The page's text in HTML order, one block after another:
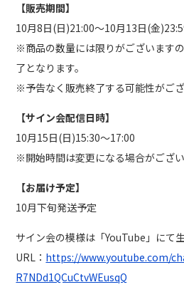
【販売期間】
10月8日(日)21:00〜10月13日(金
※商品の数量には限りがございます
了となります。
※予告なく販売終了する可能性がござ
【サイン会配信日時】
10月15日(日)15:30〜17:00
※開始時間は変更になる場合がござい
【お届け予定】
10月下旬発送予定
サイン会の模様は「YouTube」にて生
URL： https://www.youtube.com/
R7NDd1QCuCtvWEusqQ